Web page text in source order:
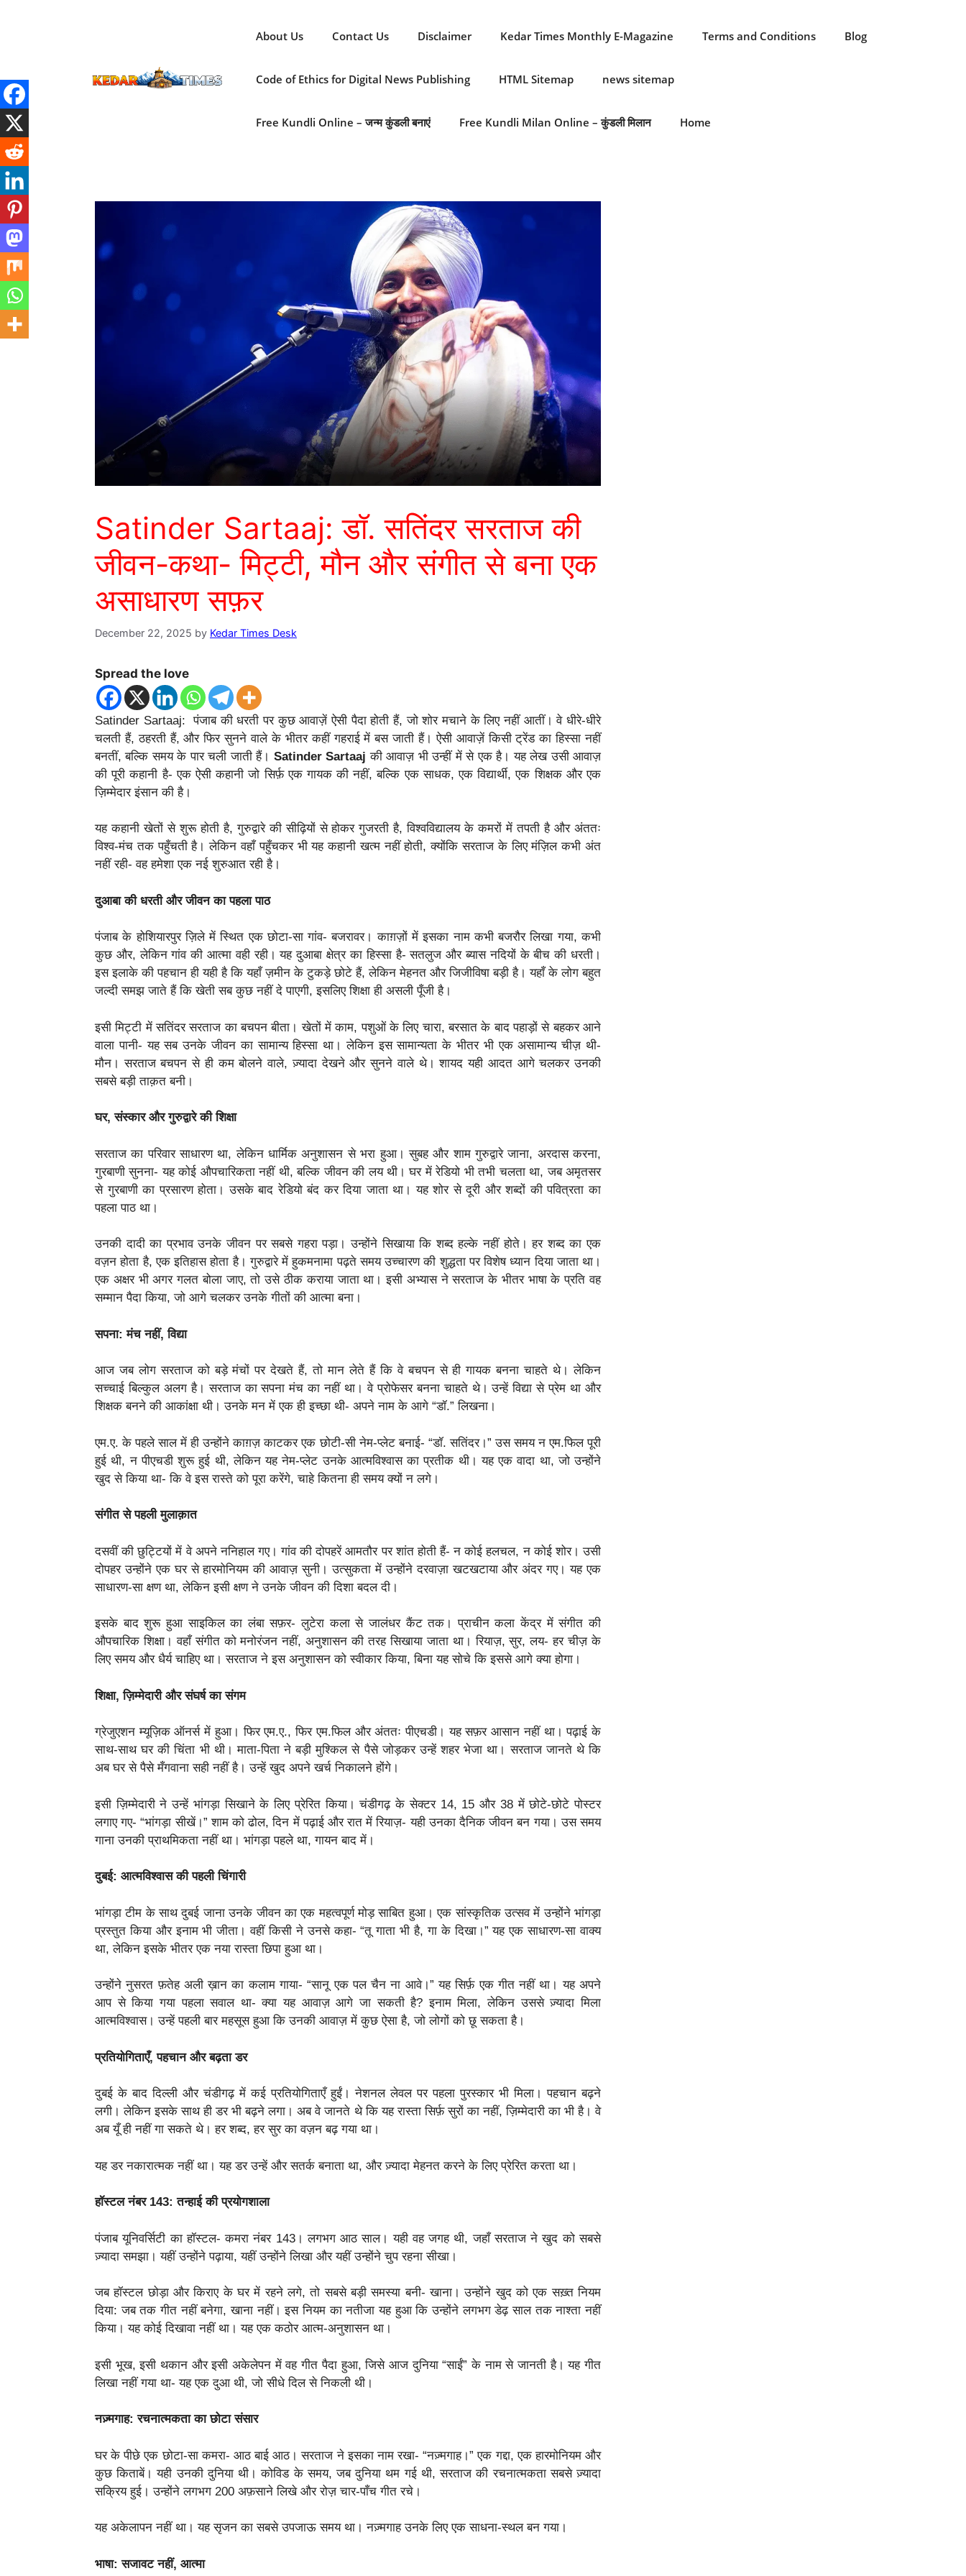
About Us Contact Us Disclaimer Kedar Times Monthly E-Magazine Terms and Conditions Blog
Code of Ethics for Digital News Publishing HTML Sitemap news sitemap
Free Kundli Online – जन्म कुंडली बनाएं Free Kundli Milan Online – कुंडली मिलान Home
Satinder Sartaaj: डॉ. सतिंदर सरताज की
जीवन-कथा- मिट्टी, मौन और संगीत से बना एक
असाधारण सफ़र
December 22, 2025 by Kedar Times Desk
Spread the love
Satinder Sartaaj: पंजाब की धरती पर कुछ आवाज़ें ऐसी पैदा होती हैं, जो शोर मचाने के लिए नहीं आतीं। वे धीरे-धीरे
चलती हैं, ठहरती हैं, और फिर सुनने वाले के भीतर कहीं गहराई में बस जाती हैं। ऐसी आवाज़ें किसी ट्रेंड का हिस्सा नहीं
बनतीं, बल्कि समय के पार चली जाती हैं। Satinder Sartaaj की आवाज़ भी उन्हीं में से एक है। यह लेख उसी आवाज़
की पूरी कहानी है- एक ऐसी कहानी जो सिर्फ़ एक गायक की नहीं, बल्कि एक साधक, एक विद्यार्थी, एक शिक्षक और एक
ज़िम्मेदार इंसान की है।
यह कहानी खेतों से शुरू होती है, गुरुद्वारे की सीढ़ियों से होकर गुजरती है, विश्वविद्यालय के कमरों में तपती है और अंततः
विश्व-मंच तक पहुँचती है। लेकिन वहाँ पहुँचकर भी यह कहानी खत्म नहीं होती, क्योंकि सरताज के लिए मंज़िल कभी अंत
नहीं रही- वह हमेशा एक नई शुरुआत रही है।
दुआबा की धरती और जीवन का पहला पाठ
पंजाब के होशियारपुर ज़िले में स्थित एक छोटा-सा गांव- बजरावर। काग़ज़ों में इसका नाम कभी बजरौर लिखा गया, कभी
कुछ और, लेकिन गांव की आत्मा वही रही। यह दुआबा क्षेत्र का हिस्सा है- सतलुज और ब्यास नदियों के बीच की धरती।
इस इलाके की पहचान ही यही है कि यहाँ ज़मीन के टुकड़े छोटे हैं, लेकिन मेहनत और जिजीविषा बड़ी है। यहाँ के लोग बहुत
जल्दी समझ जाते हैं कि खेती सब कुछ नहीं दे पाएगी, इसलिए शिक्षा ही असली पूँजी है।
इसी मिट्टी में सतिंदर सरताज का बचपन बीता। खेतों में काम, पशुओं के लिए चारा, बरसात के बाद पहाड़ों से बहकर आने
वाला पानी- यह सब उनके जीवन का सामान्य हिस्सा था। लेकिन इस सामान्यता के भीतर भी एक असामान्य चीज़ थी-
मौन। सरताज बचपन से ही कम बोलने वाले, ज़्यादा देखने और सुनने वाले थे। शायद यही आदत आगे चलकर उनकी
सबसे बड़ी ताक़त बनी।
घर, संस्कार और गुरुद्वारे की शिक्षा
सरताज का परिवार साधारण था, लेकिन धार्मिक अनुशासन से भरा हुआ। सुबह और शाम गुरुद्वारे जाना, अरदास करना,
गुरबाणी सुनना- यह कोई औपचारिकता नहीं थी, बल्कि जीवन की लय थी। घर में रेडियो भी तभी चलता था, जब अमृतसर
से गुरबाणी का प्रसारण होता। उसके बाद रेडियो बंद कर दिया जाता था। यह शोर से दूरी और शब्दों की पवित्रता का
पहला पाठ था।
उनकी दादी का प्रभाव उनके जीवन पर सबसे गहरा पड़ा। उन्होंने सिखाया कि शब्द हल्के नहीं होते। हर शब्द का एक
वज़न होता है, एक इतिहास होता है। गुरुद्वारे में हुकमनामा पढ़ते समय उच्चारण की शुद्धता पर विशेष ध्यान दिया जाता था।
एक अक्षर भी अगर गलत बोला जाए, तो उसे ठीक कराया जाता था। इसी अभ्यास ने सरताज के भीतर भाषा के प्रति वह
सम्मान पैदा किया, जो आगे चलकर उनके गीतों की आत्मा बना।
सपना: मंच नहीं, विद्या
आज जब लोग सरताज को बड़े मंचों पर देखते हैं, तो मान लेते हैं कि वे बचपन से ही गायक बनना चाहते थे। लेकिन
सच्चाई बिल्कुल अलग है। सरताज का सपना मंच का नहीं था। वे प्रोफेसर बनना चाहते थे। उन्हें विद्या से प्रेम था और
शिक्षक बनने की आकांक्षा थी। उनके मन में एक ही इच्छा थी- अपने नाम के आगे “डॉ.” लिखना।
एम.ए. के पहले साल में ही उन्होंने काग़ज़ काटकर एक छोटी-सी नेम-प्लेट बनाई- “डॉ. सतिंदर।” उस समय न एम.फिल पूरी
हुई थी, न पीएचडी शुरू हुई थी, लेकिन यह नेम-प्लेट उनके आत्मविश्वास का प्रतीक थी। यह एक वादा था, जो उन्होंने
खुद से किया था- कि वे इस रास्ते को पूरा करेंगे, चाहे कितना ही समय क्यों न लगे।
संगीत से पहली मुलाक़ात
दसवीं की छुट्टियों में वे अपने ननिहाल गए। गांव की दोपहरें आमतौर पर शांत होती हैं- न कोई हलचल, न कोई शोर। उसी
दोपहर उन्होंने एक घर से हारमोनियम की आवाज़ सुनी। उत्सुकता में उन्होंने दरवाज़ा खटखटाया और अंदर गए। यह एक
साधारण-सा क्षण था, लेकिन इसी क्षण ने उनके जीवन की दिशा बदल दी।
इसके बाद शुरू हुआ साइकिल का लंबा सफ़र- लुटेरा कला से जालंधर कैंट तक। प्राचीन कला केंद्र में संगीत की
औपचारिक शिक्षा। वहाँ संगीत को मनोरंजन नहीं, अनुशासन की तरह सिखाया जाता था। रियाज़, सुर, लय- हर चीज़ के
लिए समय और धैर्य चाहिए था। सरताज ने इस अनुशासन को स्वीकार किया, बिना यह सोचे कि इससे आगे क्या होगा।
शिक्षा, ज़िम्मेदारी और संघर्ष का संगम
ग्रेजुएशन म्यूज़िक ऑनर्स में हुआ। फिर एम.ए., फिर एम.फिल और अंततः पीएचडी। यह सफ़र आसान नहीं था। पढ़ाई के
साथ-साथ घर की चिंता भी थी। माता-पिता ने बड़ी मुश्किल से पैसे जोड़कर उन्हें शहर भेजा था। सरताज जानते थे कि
अब घर से पैसे मँगवाना सही नहीं है। उन्हें खुद अपने खर्च निकालने होंगे।
इसी ज़िम्मेदारी ने उन्हें भांगड़ा सिखाने के लिए प्रेरित किया। चंडीगढ़ के सेक्टर 14, 15 और 38 में छोटे-छोटे पोस्टर
लगाए गए- “भांगड़ा सीखें।” शाम को ढोल, दिन में पढ़ाई और रात में रियाज़- यही उनका दैनिक जीवन बन गया। उस समय
गाना उनकी प्राथमिकता नहीं था। भांगड़ा पहले था, गायन बाद में।
दुबई: आत्मविश्वास की पहली चिंगारी
भांगड़ा टीम के साथ दुबई जाना उनके जीवन का एक महत्वपूर्ण मोड़ साबित हुआ। एक सांस्कृतिक उत्सव में उन्होंने भांगड़ा
प्रस्तुत किया और इनाम भी जीता। वहीं किसी ने उनसे कहा- “तू गाता भी है, गा के दिखा।” यह एक साधारण-सा वाक्य
था, लेकिन इसके भीतर एक नया रास्ता छिपा हुआ था।
उन्होंने नुसरत फ़तेह अली ख़ान का कलाम गाया- “सानू एक पल चैन ना आवे।” यह सिर्फ़ एक गीत नहीं था। यह अपने
आप से किया गया पहला सवाल था- क्या यह आवाज़ आगे जा सकती है? इनाम मिला, लेकिन उससे ज़्यादा मिला
आत्मविश्वास। उन्हें पहली बार महसूस हुआ कि उनकी आवाज़ में कुछ ऐसा है, जो लोगों को छू सकता है।
प्रतियोगिताएँ, पहचान और बढ़ता डर
दुबई के बाद दिल्ली और चंडीगढ़ में कई प्रतियोगिताएँ हुईं। नेशनल लेवल पर पहला पुरस्कार भी मिला। पहचान बढ़ने
लगी। लेकिन इसके साथ ही डर भी बढ़ने लगा। अब वे जानते थे कि यह रास्ता सिर्फ़ सुरों का नहीं, ज़िम्मेदारी का भी है। वे
अब यूँ ही नहीं गा सकते थे। हर शब्द, हर सुर का वज़न बढ़ गया था।
यह डर नकारात्मक नहीं था। यह डर उन्हें और सतर्क बनाता था, और ज़्यादा मेहनत करने के लिए प्रेरित करता था।
हॉस्टल नंबर 143: तन्हाई की प्रयोगशाला
पंजाब यूनिवर्सिटी का हॉस्टल- कमरा नंबर 143। लगभग आठ साल। यही वह जगह थी, जहाँ सरताज ने खुद को सबसे
ज़्यादा समझा। यहीं उन्होंने पढ़ाया, यहीं उन्होंने लिखा और यहीं उन्होंने चुप रहना सीखा।
जब हॉस्टल छोड़ा और किराए के घर में रहने लगे, तो सबसे बड़ी समस्या बनी- खाना। उन्होंने खुद को एक सख़्त नियम
दिया: जब तक गीत नहीं बनेगा, खाना नहीं। इस नियम का नतीजा यह हुआ कि उन्होंने लगभग डेढ़ साल तक नाश्ता नहीं
किया। यह कोई दिखावा नहीं था। यह एक कठोर आत्म-अनुशासन था।
इसी भूख, इसी थकान और इसी अकेलेपन में वह गीत पैदा हुआ, जिसे आज दुनिया “साईं” के नाम से जानती है। यह गीत
लिखा नहीं गया था- यह एक दुआ थी, जो सीधे दिल से निकली थी।
नज़्मगाह: रचनात्मकता का छोटा संसार
घर के पीछे एक छोटा-सा कमरा- आठ बाई आठ। सरताज ने इसका नाम रखा- “नज़्मगाह।” एक गद्दा, एक हारमोनियम और
कुछ किताबें। यही उनकी दुनिया थी। कोविड के समय, जब दुनिया थम गई थी, सरताज की रचनात्मकता सबसे ज़्यादा
सक्रिय हुई। उन्होंने लगभग 200 अफ़साने लिखे और रोज़ चार-पाँच गीत रचे।
यह अकेलापन नहीं था। यह सृजन का सबसे उपजाऊ समय था। नज़्मगाह उनके लिए एक साधना-स्थल बन गया।
भाषा: सजावट नहीं, आत्मा